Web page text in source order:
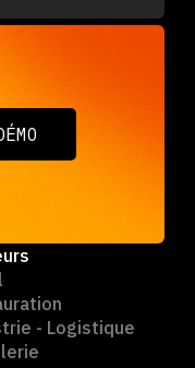
- Logistique